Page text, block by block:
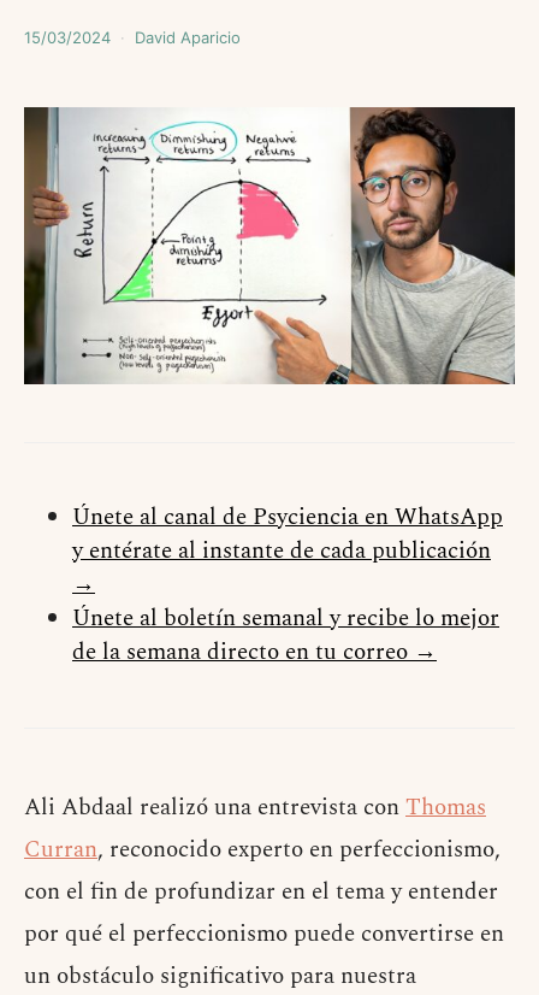
15/03/2024 David Aparicio
Únete al canal de Psyciencia en WhatsApp
y entérate al instante de cada publicación
→
Únete al boletín semanal y recibe lo mejor
de la semana directo en tu correo →
Ali Abdaal realizó una entrevista conThomas
Curran, reconocido experto en perfeccionismo,
con el fin de profundizar en el tema y entender
por qué el perfeccionismo puede convertirse en
un obstáculo significativo para nuestra